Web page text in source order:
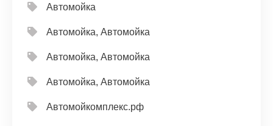
Автомойка
Автомойка, Автомойка
Автомойка, Автомойка
Автомойка, Автомойка
Автомойкомплекс.рф